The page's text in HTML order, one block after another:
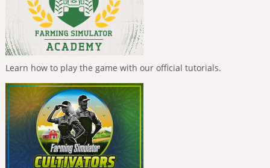
Learn how to play the game with our official tutorials.